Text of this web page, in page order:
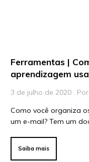
Ferramentas |
aprendizagem
3 de julho de 2020 .
Como você organiza
um e-mail? Tem um
Saiba mais